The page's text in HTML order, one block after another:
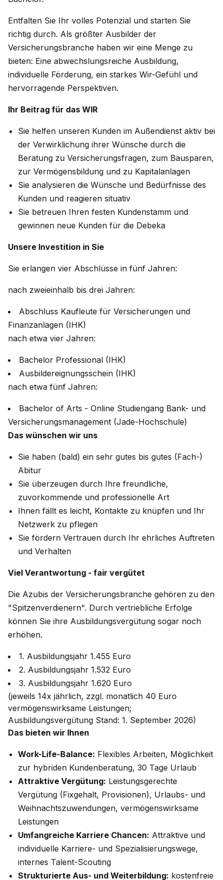
Entfalten Sie Ihr volles Potenzial und starten Sie
richtig durch. Als größter Ausbilder der
Versicherungsbranche haben wir eine Menge zu
bieten: Eine abwechslungsreiche Ausbildung,
individuelle Förderung, ein starkes Wir-Gefühl und
hervorragende Perspektiven.
Ihr Beitrag für das WIR
Sie helfen unseren Kunden im Außendienst aktiv bei
der Verwirklichung ihrer Wünsche durch die
Beratung zu Versicherungsfragen, zum Bausparen,
zur Vermögensbildung und zu Kapitalanlagen
Sie analysieren die Wünsche und Bedürfnisse des
Kunden und reagieren situativ
Sie betreuen Ihren festen Kundenstamm und
gewinnen neue Kunden für die Debeka
Unsere Investition in Sie
Sie erlangen vier Abschlüsse in fünf Jahren:
nach zweieinhalb bis drei Jahren:
Abschluss Kaufleute für Versicherungen und
Finanzanlagen (IHK)
nach etwa vier Jahren:
Bachelor Professional (IHK)
Ausbildereignungsschein (IHK)
nach etwa fünf Jahren:
Bachelor of Arts - Online Studiengang Bank- und
Versicherungsmanagement (Jade-Hochschule)
Das wünschen wir uns
Sie haben (bald) ein sehr gutes bis gutes (Fach-)
Abitur
Sie überzeugen durch Ihre freundliche,
zuvorkommende und professionelle Art
Ihnen fällt es leicht, Kontakte zu knüpfen und Ihr
Netzwerk zu pflegen
Sie fördern Vertrauen durch Ihr ehrliches Auftreten
und Verhalten
Viel Verantwortung - fair vergütet
Die Azubis der Versicherungsbranche gehören zu den
"Spitzenverdienern". Durch vertriebliche Erfolge
können Sie ihre Ausbildungsvergütung sogar noch
erhöhen.
1. Ausbildungsjahr 1.455 Euro
2. Ausbildungsjahr 1.532 Euro
3. Ausbildungsjahr 1.620 Euro
(jeweils 14x jährlich, zzgl. monatlich 40 Euro
vermögenswirksame Leistungen;
Ausbildungsvergütung Stand: 1. September 2026)
Das bieten wir Ihnen
Work-Life-Balance: Flexibles Arbeiten, Möglichkeit
zur hybriden Kundenberatung, 30 Tage Urlaub
Attraktive Vergütung: Leistungsgerechte
Vergütung (Fixgehalt, Provisionen), Urlaubs- und
Weihnachtszuwendungen, vermögenswirksame
Leistungen
Umfangreiche Karriere Chancen: Attraktive und
individuelle Karriere- und Spezialisierungswege,
internes Talent-Scouting
Strukturierte Aus- und Weiterbildung: kostenfreie